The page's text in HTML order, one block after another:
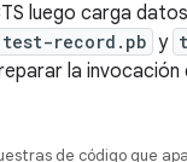
luego carga
test-record.pb y
la invocación
de código que